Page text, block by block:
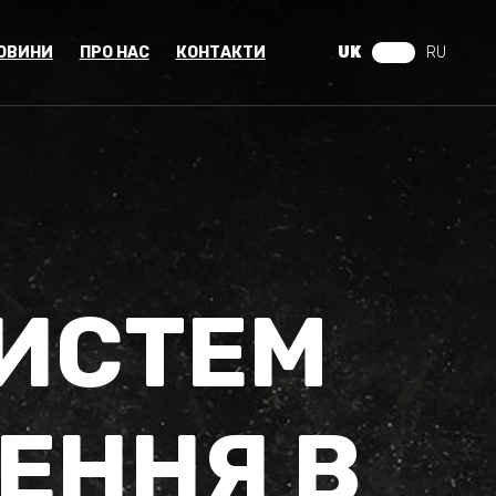
UK RU
ПРО НАС КОНТАКТИ
В